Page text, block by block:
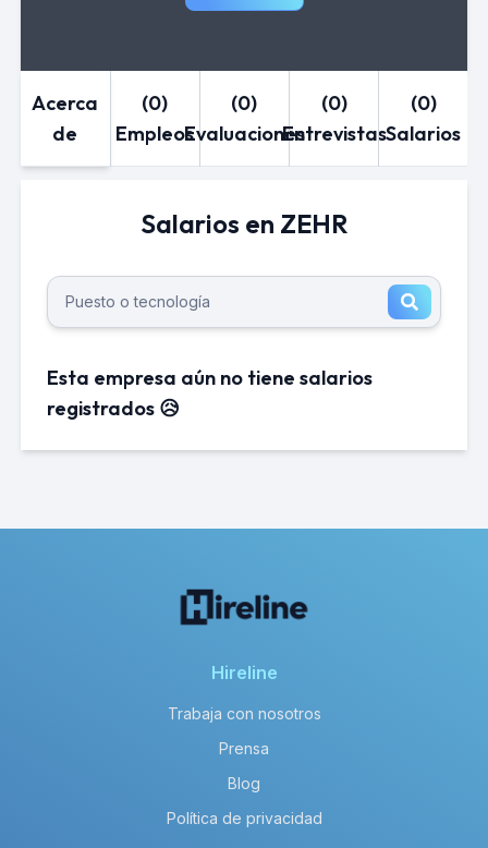
Acerca
de
(0)
Empleos
(0)
Evaluaciones
(0)
Entrevistas
(0)
Salarios
Salarios en ZEHR
Esta empresa aún no tiene salarios
registrados 😥
Hireline
Trabaja con nosotros
Prensa
Blog
Política de privacidad